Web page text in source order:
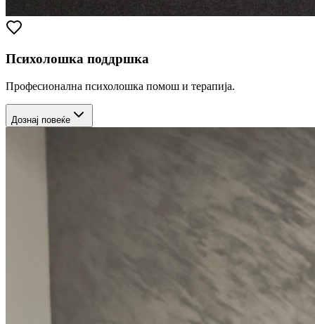
Психолошка поддршка
Професионална психолошка помош и терапија.
Дознај повеќе